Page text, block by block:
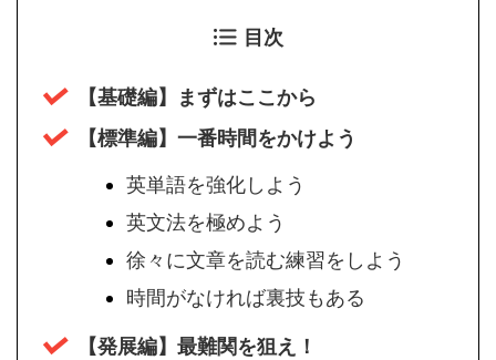
目次
【基礎編】まずはここから
【標準編】一番時間をかけよう
英単語を強化しよう
英文法を極めよう
徐々に文章を読む練習をしよう
時間がなければ裏技もある
【発展編】最難関を狙え！